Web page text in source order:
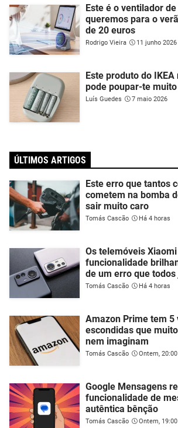
Este é o ventilador
queremos para o
de 20 euros
Rodrigo Vieira 11 junho 2026
Este produto do
pode poupar-te
Luís Guedes 7 maio 2026
ÚLTIMOS ARTIGOS
Este erro que tantos
cometem na bomba
sair muito caro
Tomás Cascão Há 4 horas
Os telemóveis
funcionalidade
de um erro que
Tomás Cascão Há 4 horas
Amazon Prime tem 5
escondidas que
nem imaginam
Tomás Cascão Ontem, 20:00
Google Mensagens
funcionalidade de
autêntica bênção
Tomás Cascão Ontem, 19:00